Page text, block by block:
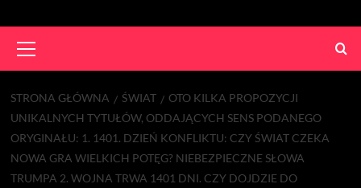
Menu
STRONA GŁÓWNA ŚWIAT
OTO KILKA PROPOZYCJI
UNIKALNYCH TYTUŁÓW, ODDAJĄCYCH SENS PODANEGO
ORYGINAŁU: 1. 1401. DZIEŃ KONFLIKTU: CZY ŚWIAT CZEKA
NOWA GRA WIELKICH POTĘG? NIEBEZPIECZNE SŁOWA
TRUMPA 2. WOJNA TRWA 1401 DNI. CZY DOJDZIE DO